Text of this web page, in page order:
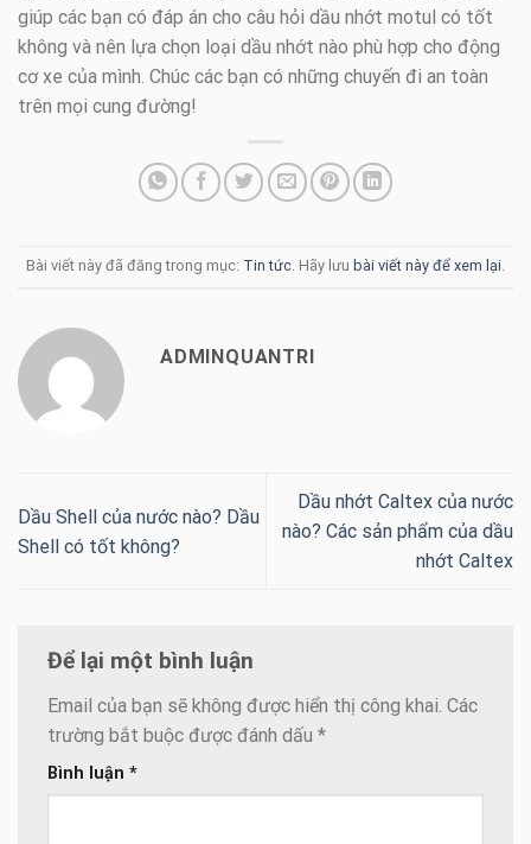
giúp các bạn có đáp án cho câu hỏi dầu nhớt motul có tốt
không và nên lựa chọn loại dầu nhớt nào phù hợp cho động
cơ xe của mình. Chúc các bạn có những chuyến đi an toàn
trên mọi cung đường!
Bài viết này đã đăng trong mục: Tin tức. Hãy lưu bài viết này để xem lại.
ADMINQUANTRI
Dầu Shell của nước nào? Dầu
Shell có tốt không?
Dầu nhớt Caltex của nước
nào? Các sản phẩm của dầu
nhớt Caltex
Để lại một bình luận
Email của bạn sẽ không được hiển thị công khai. Các
trường bắt buộc được đánh dấu *
Bình luận *